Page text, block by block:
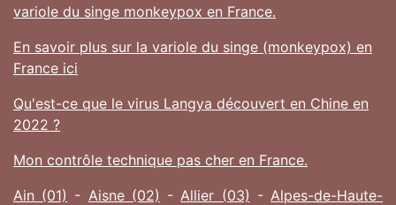
variole du singe monkeypox en France.
En savoir plus sur la variole du singe (monkeypox) en
France ici
Qu'est-ce que le virus Langya découvert en Chine en
2022 ?
Mon contrôle technique pas cher en France.
Ain (01) - Aisne (02) - Allier (03) - Alpes-de-Haute-